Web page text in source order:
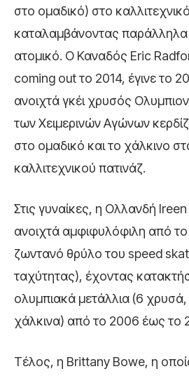
στο ομαδικό) στο
καταλαμβάνοντας παράλληλα
ατομικό. Ο Καναδός Eric
coming out το 2014, έγινε το
ανοιχτά γκέι χρυσός
των Χειμερινών Αγώνων
στο ομαδικό και το χάλκινο
καλλιτεχνικού πατινάζ.
Στις γυναίκες, η Ολλανδή Ireen
ανοιχτά αμφιφυλόφιλη από
ζωντανό θρύλο του speed
ταχύτητας), έχοντας
ολυμπιακά μετάλλια (6
χάλκινα) από το 2006 έως το
Τέλος, η Brittany Bowe, η